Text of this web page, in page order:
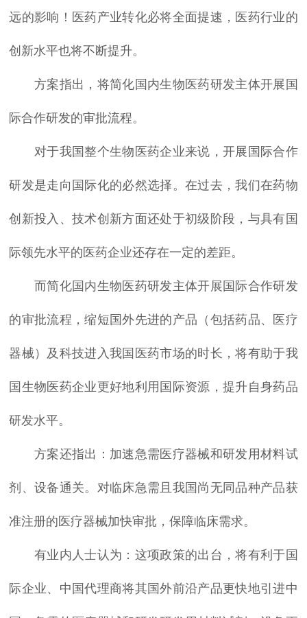
远的影响！医药产业转化必将全面提速，医药行业的
创新水平也将不断提升。
方案指出，将简化国内生物医药研发主体开展国
际合作研发的审批流程。
对于我国整个生物医药企业来说，开展国际合作
研发是走向国际化的必然选择。在过去，我们在药物
创新投入、技术创新方面还处于初级阶段，与具有国
际领先水平的医药企业还存在一定的差距。
而简化国内生物医药研发主体开展国际合作研发
的审批流程，缩短国外先进的产品（包括药品、医疗
器械）及科技进入我国医药市场的时长，将有助于我
国生物医药企业更好地利用国际资源，提升自身药品
研发水平。
方案还指出：加速急需医疗器械和研发用材料试
剂、设备通关。对临床急需且我国尚无同品种产品获
准注册的医疗器械加快审批，保障临床需求。
有业内人士认为：这项政策的出台，将有利于国
际企业、中国代理商将其国外前沿产品更快地引进中